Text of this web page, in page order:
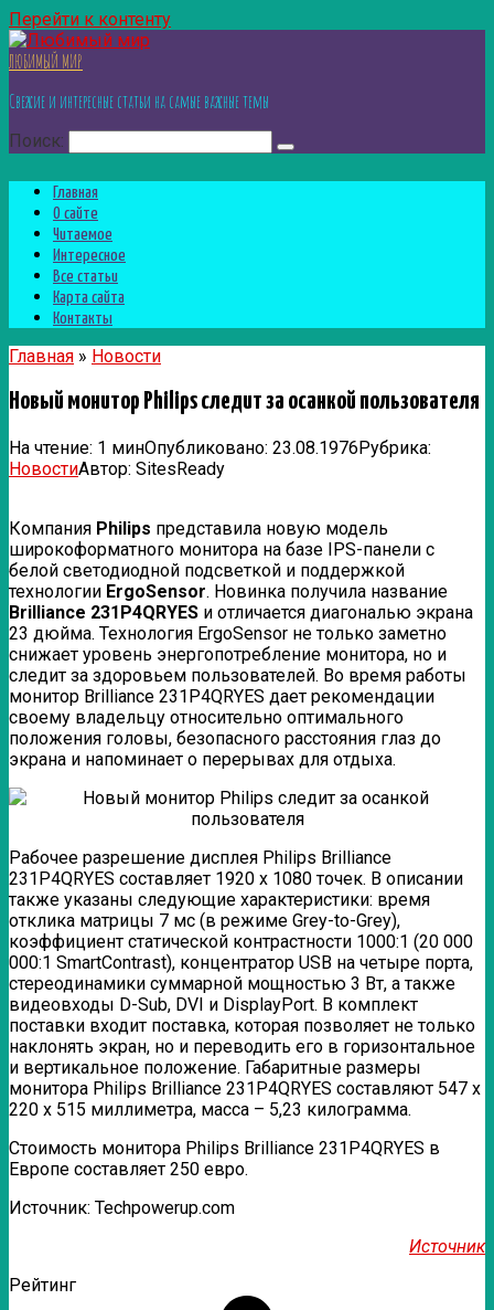
Перейти к контенту
ЛЮБИМЫЙ МИР
Свежие и интересные статьи на самые важные темы
Поиск:
Главная
О сайте
Читаемое
Интересное
Все статьи
Карта сайта
Контакты
Главная » Новости
Новый монитор Philips следит за осанкой пользователя
На чтение: 1 минОпубликовано: 23.08.1976Рубрика:
НовостиАвтор: SitesReady
Компания Philips представила новую модель
широкоформатного монитора на базе IPS-панели с
белой светодиодной подсветкой и поддержкой
технологии ErgoSensor. Новинка получила название
Brilliance 231P4QRYES и отличается диагональю экрана
23 дюйма. Технология ErgoSensor не только заметно
снижает уровень энергопотребление монитора, но и
следит за здоровьем пользователей. Во время работы
монитор Brilliance 231P4QRYES дает рекомендации
своему владельцу относительно оптимального
положения головы, безопасного расстояния глаз до
экрана и напоминает о перерывах для отдыха.
Рабочее разрешение дисплея Philips Brilliance
231P4QRYES составляет 1920 х 1080 точек. В описании
также указаны следующие характеристики: время
отклика матрицы 7 мс (в режиме Grey-to-Grey),
коэффициент статической контрастности 1000:1 (20 000
000:1 SmartContrast), концентратор USB на четыре порта,
стереодинамики суммарной мощностью 3 Вт, а также
видеовходы D-Sub, DVI и DisplayPort. В комплект
поставки входит поставка, которая позволяет не только
наклонять экран, но и переводить его в горизонтальное
и вертикальное положение. Габаритные размеры
монитора Philips Brilliance 231P4QRYES составляют 547 x
220 х 515 миллиметра, масса – 5,23 килограмма.
Стоимость монитора Philips Brilliance 231P4QRYES в
Европе составляет 250 евро.
Источник: Techpowerup.com
Источник
Рейтинг